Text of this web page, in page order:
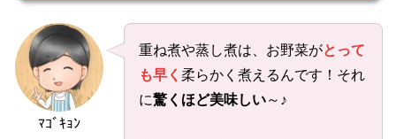
ﾏｺﾞｷｮﾝ
重ね煮や蒸し煮は、お野菜がとって
も早く柔らかく煮えるんです！それ
に驚くほど美味しい～♪